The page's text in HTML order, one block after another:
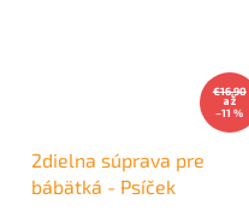
€16,90
až
–11 %
2dielna súprava pre
bábätká - Psíček